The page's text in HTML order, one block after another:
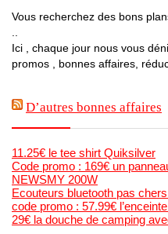
Vous recherchez des bons
..
Ici , chaque jour nous vous
promos , bonnes affaires,
D’autres bonnes affaires
11.25€ le tee shirt Quiksilver
Code promo : 169€ un
NEWSMY 200W
Ecouteurs bluetooth pas
code promo : 57.99€
29€ la douche de camping